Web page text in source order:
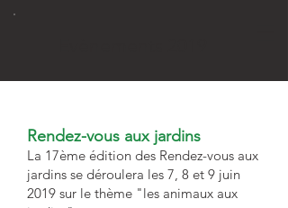
Rendez-vous aux jardins
La 17ème édition des Rendez-vous aux
jardins se déroulera les 7, 8 et 9 juin
2019 sur le thème "les animaux aux